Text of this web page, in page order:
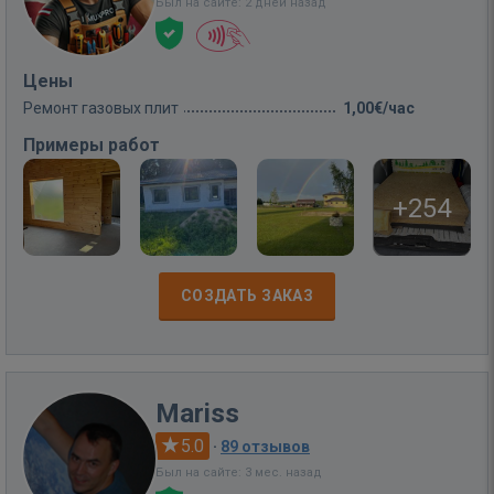
Цены
Ремонт газовых плит 1,00€/час
Примеры работ
+254
СОЗДАТЬ ЗАКАЗ
Mariss
5.0 · 89 отзывов
Был на сайте: 3 мес. назад